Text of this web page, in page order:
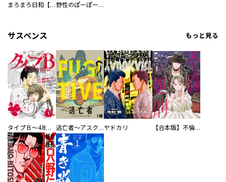
まろまろ日和【豪華版】 野性のぽーぽー【豪華版】
サスペンス もっと見る
タイプＢ～48時間後、致死率100％～【単話】 逃亡者～アスクレピオスの杖～ヤドカリ 【合本版】不倫処刑